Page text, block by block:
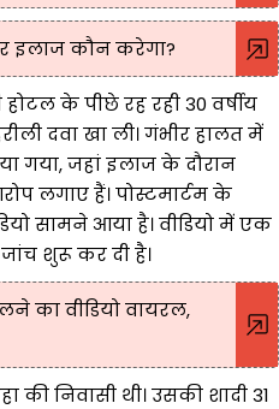
इलाज कौन करेगा?
के पीछे रह रही 30 वर्षीय
दवा खा ली। गंभीर हालत में
गया, जहां इलाज के दौरान
लगाए हैं। पोस्टमार्टम के
सामने आया है। वीडियो में एक
शुरू कर दी है।
का वीडियो वायरल,
निवासी थी। उसकी शादी 31